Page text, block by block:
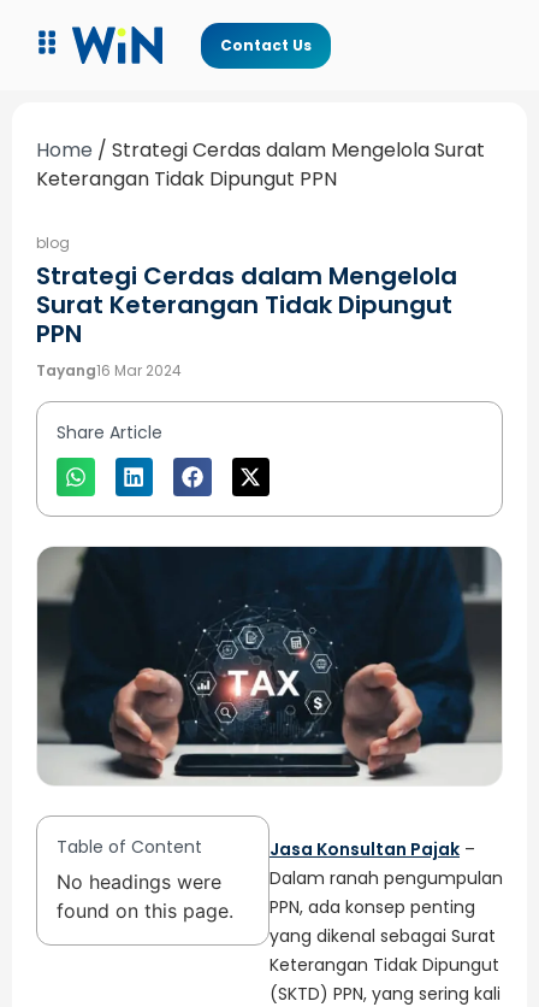
Contact Us
Home / Strategi Cerdas dalam Mengelola Surat
Keterangan Tidak Dipungut PPN
blog
Strategi Cerdas dalam Mengelola
Surat Keterangan Tidak Dipungut
PPN
Tayang16 Mar 2024
Share Article
Table of Content
No headings were
found on this page.
Jasa Konsultan Pajak –
Dalam ranah pengumpulan
PPN, ada konsep penting
yang dikenal sebagai Surat
Keterangan Tidak Dipungut
(SKTD) PPN, yang sering kali